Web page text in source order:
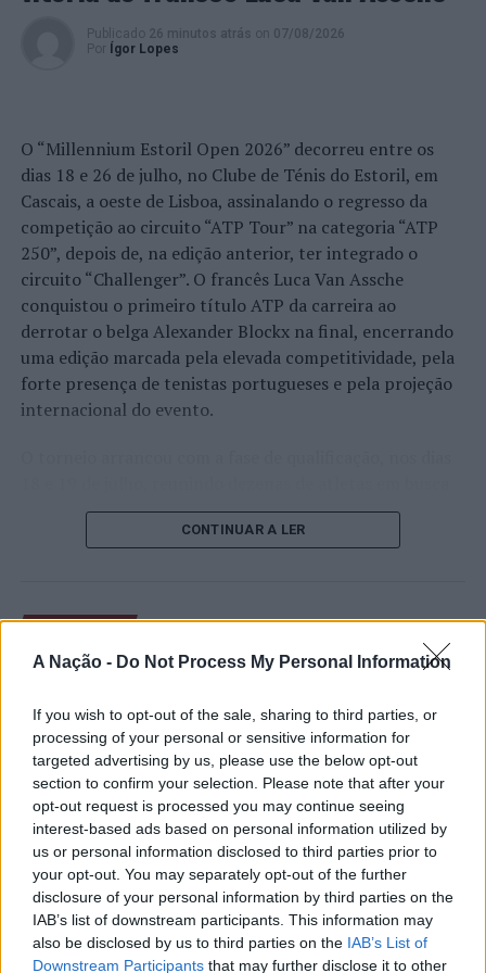
A Nação - Do Not Process My Personal Information
If you wish to opt-out of the sale, sharing to third parties, or
processing of your personal or sensitive information for
targeted advertising by us, please use the below opt-out
section to confirm your selection. Please note that after your
opt-out request is processed you may continue seeing
interest-based ads based on personal information utilized by
us or personal information disclosed to third parties prior to
your opt-out. You may separately opt-out of the further
disclosure of your personal information by third parties on the
IAB’s list of downstream participants. This information may
also be disclosed by us to third parties on the IAB’s List of
Downstream Participants that may further disclose it to other
existentes.
PRÓXIMO
Rota Literária de Saramago no Algarve, agora em
Castro Marim
NÃO PERCA
AHETA, ALBOMBAS e GRUNDFOS organizam seminário
técnico sobre a legionella
Publicado 26 minutos atrás on 07/08/2026
Por
Ígor Lopes
O “Millennium Estoril Open 2026” decorreu entre os
dias 18 e 26 de julho, no Clube de Ténis do Estoril, em
Cascais, a oeste de Lisboa, assinalando o regresso da
competição ao circuito “ATP Tour” na categoria “ATP
250”, depois de, na edição anterior, ter integrado o
circuito “Challenger”. O francês Luca Van Assche
conquistou o primeiro título ATP da carreira ao
derrotar o belga Alexander Blockx na final, encerrando
uma edição marcada pela elevada competitividade, pela
forte presença de tenistas portugueses e pela projeção
internacional do evento.
de um lugar no quadro principal. A cerimónia de
abertura contou com a presença do presidente da
início de uma competição que voltou a colocar o
ténis.
Apesar das desistências de última hora de jogadores
como Casper Ruud (Noruega), Alejandro Davidovich
Fokina (Espanha) e Matteo Arnaldi (Itália), a prova
apresentou um quadro competitivo de elevado nível,
liderado pelo russo Andrey Rublev, primeiro cabeça de
série, pelo italiano Luciano Darderi, pelo chileno
Alejandro Tabilo e pelo belga Alexander Blockx.
Um dos momentos mais aguardados da semana foi
também o regresso do suíço Stan Wawrinka ao Estoril,
integrado na digressão de despedida do antigo vencedor
CONTINUAR A LER
ATUALIDADE
Castelo Branco: “Bienal
Internacional de Artes e Ofícios”
promete afirmar artesanato,
património e inovação como
“motores de desenvolvimento
económico e cultural” do município
português
Publicado 7 horas atrás on
07/08/2026
Por Ígor Lopes